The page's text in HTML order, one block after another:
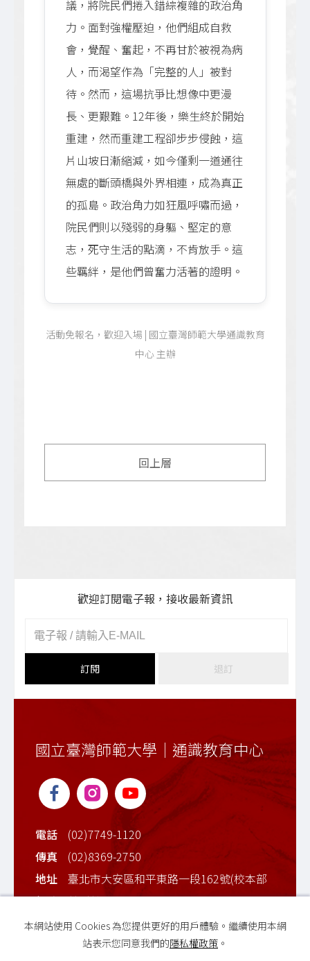
本網站使用 Cookies 為您提供更好的用戶體驗。繼續使用本網
站表示您同意我們的隱私權政策 。
議，將院民們捲入錯綜複雜的政治角
力。面對強權壓迫，他們組成自救
會，覺醒、奮起，不再甘於被視為病
人，而渴望作為「完整的人」被對
待。然而，這場抗爭比想像中更漫
長、更艱難。12年後，樂生終於開始
重建，然而重建工程卻步步侵蝕，這
片山坡日漸縮減，如今僅剩一道通往
無處的斷頭橋與外界相連，成為真正
的孤島。政治角力如狂風呼嘯而過，
院民們則以殘弱的身軀、堅定的意
志，死守生活的點滴，不肯放手。這
些羈絆，是他們曾奮力活著的證明。
活動免報名，歡迎入場 | 國立臺灣師範大學通識教育
中心 主辦
回上層
歡迎訂閱電子報，接收最新資訊
訂閱 退訂
國立臺灣師範大學｜通識教育中心
電話
(02)7749-1120
傳真
(02)8369-2750
地址
臺北市大安區和平東路一段162號(校本部
行政大樓2樓)